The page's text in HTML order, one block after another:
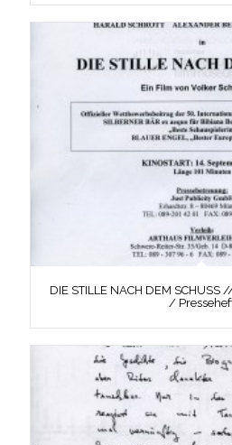
DIE STILLE NACH DEM
/